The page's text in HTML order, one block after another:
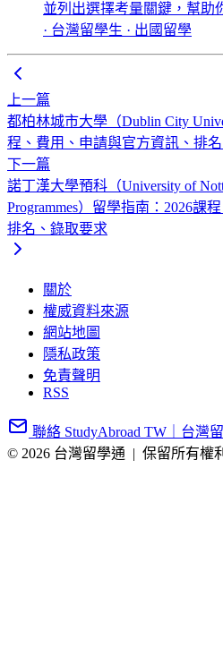
並列出選擇考量關鍵，幫助
· 台灣留學生 · 出國留學
上一篇
都柏林城市大學（Dublin City
程、費用、申請與官方資訊、排
下一篇
諾丁漢大學預科（University of
Programmes）留學指南：2026課
排名、錄取要求
關於
權威資料來源
網站地圖
隱私政策
免責聲明
RSS
聯絡 StudyAbroad TW｜台灣
© 2026 台灣留學通
保留所有權利